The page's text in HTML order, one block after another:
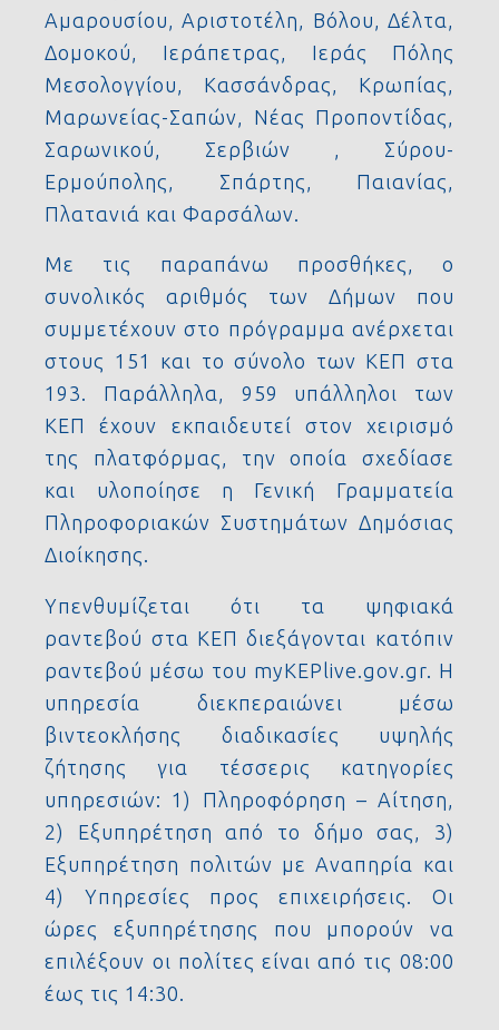
Αμαρουσίου, Αριστοτέλη, Βόλου, Δέλτα,
Δομοκού, Ιεράπετρας, Ιεράς Πόλης
Μεσολογγίου, Κασσάνδρας, Κρωπίας,
Μαρωνείας-Σαπών, Νέας Προποντίδας,
Σαρωνικού, Σερβιών , Σύρου-
Ερμούπολης, Σπάρτης, Παιανίας,
Πλατανιά και Φαρσάλων.
Με τις παραπάνω προσθήκες, ο
συνολικός αριθμός των Δήμων που
συμμετέχουν στο πρόγραμμα ανέρχεται
στους 151 και το σύνολο των ΚΕΠ στα
193. Παράλληλα, 959 υπάλληλοι των
ΚΕΠ έχουν εκπαιδευτεί στον χειρισμό
της πλατφόρμας, την οποία σχεδίασε
και υλοποίησε η Γενική Γραμματεία
Πληροφοριακών Συστημάτων Δημόσιας
Διοίκησης.
Υπενθυμίζεται ότι τα ψηφιακά
ραντεβού στα ΚΕΠ διεξάγονται κατόπιν
ραντεβού μέσω του myKEPlive.gov.gr. Η
υπηρεσία διεκπεραιώνει μέσω
βιντεοκλήσης διαδικασίες υψηλής
ζήτησης για τέσσερις κατηγορίες
υπηρεσιών: 1) Πληροφόρηση – Αίτηση,
2) Εξυπηρέτηση από το δήμο σας, 3)
Εξυπηρέτηση πολιτών με Αναπηρία και
4) Υπηρεσίες προς επιχειρήσεις. Οι
ώρες εξυπηρέτησης που μπορούν να
επιλέξουν οι πολίτες είναι από τις 08:00
έως τις 14:30.